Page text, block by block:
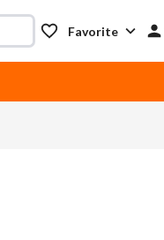
Favorite